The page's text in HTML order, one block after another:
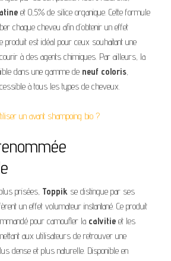
et 0,5% de silice organique. Cette formule
chaque cheveu afin d’obtenir un effet
produit est idéal pour ceux souhaitant une
à des agents chimiques. Par ailleurs, la
dans une gamme de neuf coloris,
à tous les types de cheveux.
un avant shampoing bio ?
prisées, Toppik se distingue par ses
un effet volumateur instantané. Ce produit
pour camoufler la calvitie et les
aux utilisateurs de retrouver une
dense et plus naturelle. Disponible en